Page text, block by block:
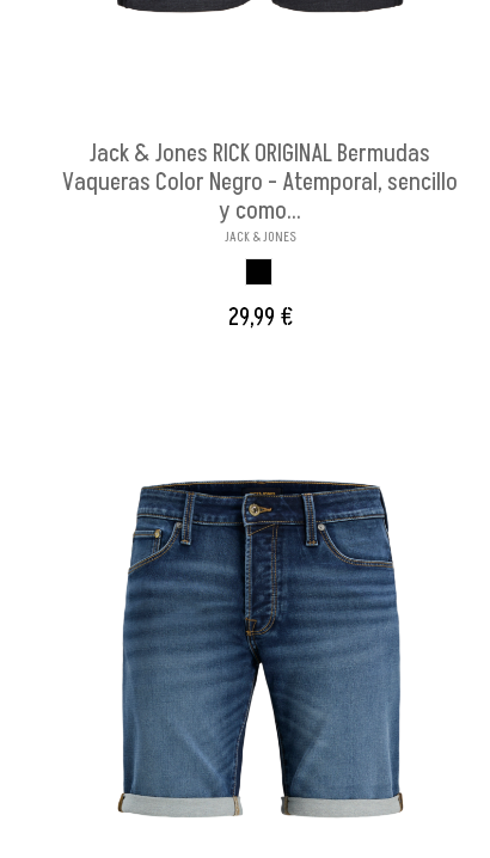
Jack & Jones RICK ORIGINAL Bermudas
Vaqueras Color Negro - Atemporal, sencillo
y como...
JACK & JONES
29,99 €